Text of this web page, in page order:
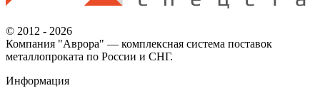
© 2012 - 2026
Компания "Аврора" — комплексная система поставок
металлопроката по России и СНГ.
Информация